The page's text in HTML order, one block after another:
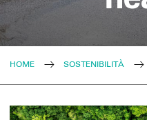
HOME SOSTENIBILITÀ